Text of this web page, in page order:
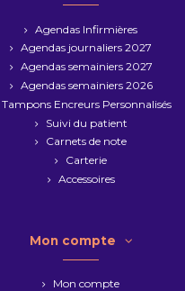
Agendas Infirmières
Agendas journaliers 2027
Agendas semainiers 2027
Agendas semainiers 2026
Tampons Encreurs Personnalisés
Suivi du patient
Carnets de note
Carterie
Accessoires
Mon compte
Mon compte